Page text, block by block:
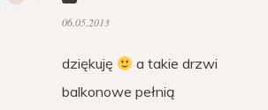
06.05.2013
dziękuję
a takie drzwi
balkonowe pełnią